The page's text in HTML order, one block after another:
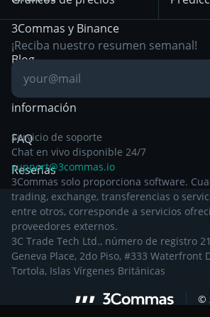
Breakout Trading
diciembre de 2024
Otra documentación
legal
3Commas y Binance
Blog
Centro de
información
FAQ
Reseñas
¡Reciba nuestro resumen semanal!
Servicio de soporte
Chat en vivo disponible 24/7
support@3commas.io
3Commas solo proporciona software.
trading, exchange, transferencias o
entre otros, corresponde a servicios
proveedores externos.
3C Trade Tech Ltd., número de registro
Geneva Place, 2do Piso, #333 Waterfront
Tortola, Islas Vírgenes Británicas
©